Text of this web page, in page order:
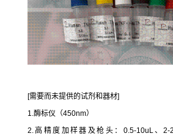
[需要而未提供的试剂和器材]
1.酶标仪（450nm）
2.高精度加样器及枪头：0.5-10uL、2-